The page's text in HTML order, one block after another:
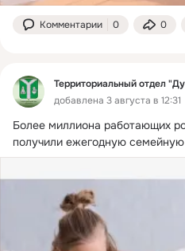
Комментарии 0 0
Территориальный отдел
добавлена 3 августа в 12:31
Более миллиона работающих
получили ежегодную